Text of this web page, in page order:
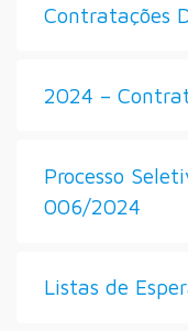
Contratações
2024 –
Processo
006/2024
Listas de